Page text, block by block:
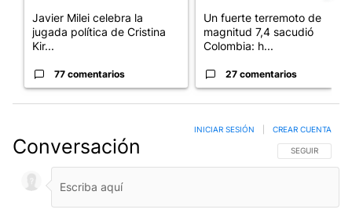
Javier Milei celebra la
jugada política de Cristina
Kir...
77 comentarios
Un fuerte terremoto de
magnitud 7,4 sacudió
Colombia: h...
27 comentarios
Conversación SIGA ESTA
SEGUIR
INICIAR SESIÓN CREAR CUENTA